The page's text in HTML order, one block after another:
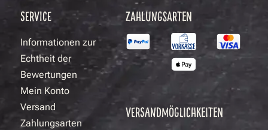
SERVICE
Informationen zur
Echtheit der
Bewertungen
Mein Konto
Versand
Zahlungsarten
ZAHLUNGSARTEN
VERSANDMÖGLICHKEITEN